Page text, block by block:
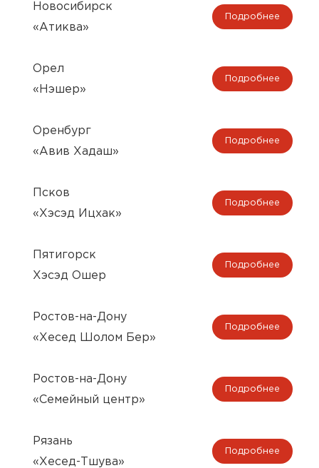
Новосибирск
«Атиква»
Подробнее
Орел
«Нэшер»
Подробнее
Оренбург
«Авив Хадаш»
Подробнее
Псков
«Хэсэд Ицхак»
Подробнее
Пятигорск
Хэсэд Ошер
Подробнее
Ростов-на-Дону
«Хесед Шолом Бер»
Подробнее
Ростов-на-Дону
«Семейный центр»
Подробнее
Рязань
«Хесед-Тшува»
Подробнее